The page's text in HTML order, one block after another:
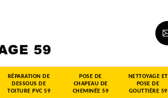
RÉPARATION DE
DESSOUS DE
TOITURE PVC 59
POSE DE
CHAPEAU DE
CHEMINÉE 59
NETTOYAGE ET
POSE DE
GOUTTIÈRE 59